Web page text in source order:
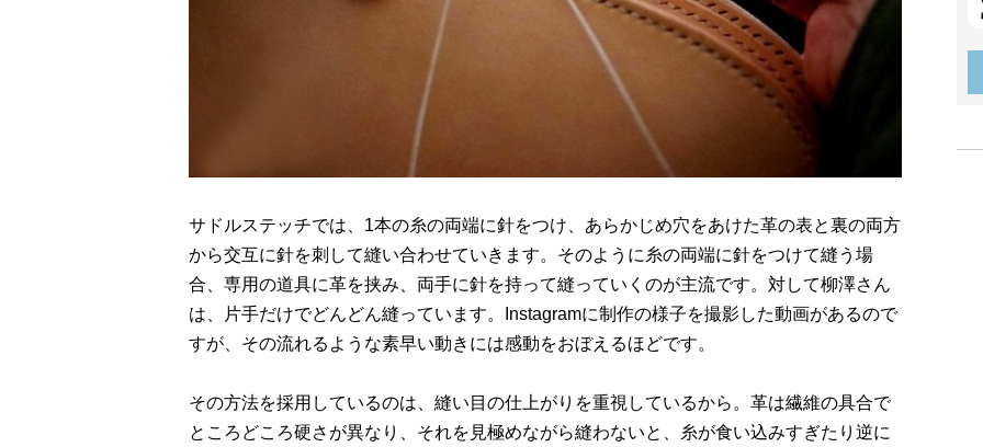
サドルステッチでは、1本の糸の両端に針をつけ、あらかじめ穴をあけた革の表と裏の両方
から交互に針を刺して縫い合わせていきます。そのように糸の両端に針をつけて縫う場
合、専用の道具に革を挟み、両手に針を持って縫っていくのが主流です。対して柳澤さん
は、片手だけでどんどん縫っています。Instagramに制作の様子を撮影した動画があるので
すが、その流れるような素早い動きには感動をおぼえるほどです。
その方法を採用しているのは、縫い目の仕上がりを重視しているから。革は繊維の具合で
ところどころ硬さが異なり、それを見極めながら縫わないと、糸が食い込みすぎたり逆に